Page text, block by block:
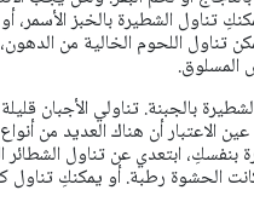
تناول الشطيرة بالخبز الأسمر، أو
تناول اللحوم الخالية من
المسلوق.
بالجبنة. تناولي الأجبان قليلة
أن هناك العديد من أنواع
بنفسكِ، ابتعدي عن تناول الشطائر
الحشوة رطبة. أو يمكنكِ تناول